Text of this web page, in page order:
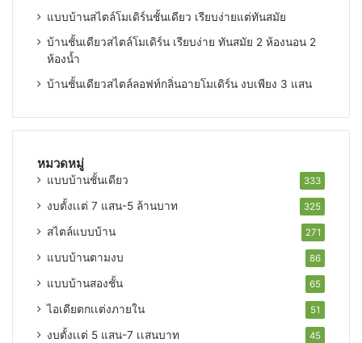
แบบบ้านสไตล์โมเดิร์นชั้นเดียว เรียบง่ายแต่ทันสมัย
บ้านชั้นเดียวสไตล์โมเดิร์น เรียบง่าย ทันสมัย 2 ห้องนอน 2
ห้องน้ำ
บ้านชั้นเดียวสไตล์ลอฟท์กลิ่นอายโมเดิร์น งบเพียง 3 แสน
หมวดหมู่
แบบบ้านชั้นเดียว 333
งบตั้งเเต่ 7 แสน-5 ล้านบาท 325
สไตล์แบบบ้าน 271
แบบบ้านตามงบ 86
แบบบ้านสองชั้น 65
ไอเดียตกเเต่งภายใน 51
งบตั้งเเต่ 5 แสน-7 เเสนบาท 45